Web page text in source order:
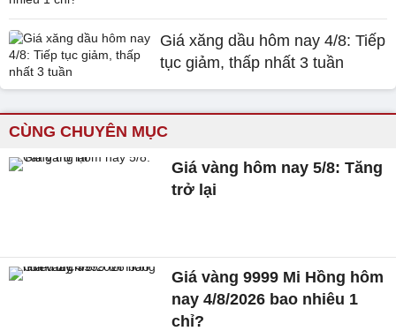
Giá xăng dầu hôm nay 4/8: Tiếp
tục giảm, thấp nhất 3 tuần
CÙNG CHUYÊN MỤC
Giá vàng hôm nay 5/8: Tăng
trở lại
Giá vàng 9999 Mi Hồng hôm
nay 4/8/2026 bao nhiêu 1
chỉ?